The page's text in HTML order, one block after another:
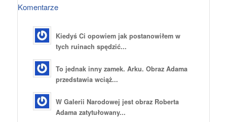
Komentarze
Kiedyś Ci opowiem jak postanowiłem w
tych ruinach spędzić...
To jednak inny zamek. Arku. Obraz Adama
przedstawia wciąż...
W Galerii Narodowej jest obraz Roberta
Adama zatytułowany...